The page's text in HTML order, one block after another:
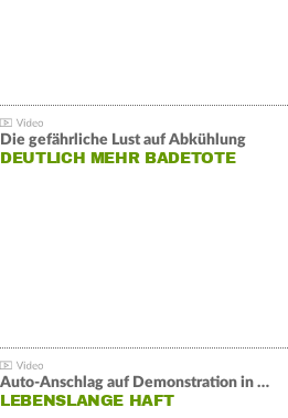
Die gefährliche Lust auf Abkühlung
DEUTLICH MEHR BADETOTE
Auto-Anschlag auf Demonstration in München:
LEBENSLANGE HAFT